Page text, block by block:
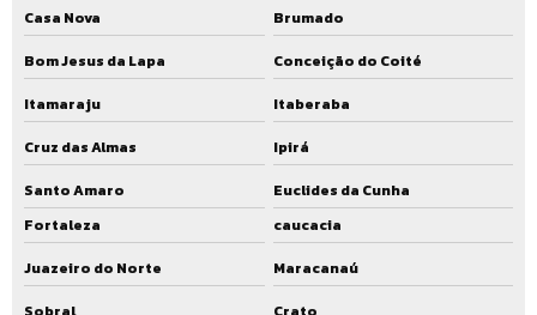
Casa Nova
Brumado
Bom Jesus da Lapa
Conceição do Coité
Itamaraju
Itaberaba
Cruz das Almas
Ipirá
Santo Amaro
Euclides da Cunha
Fortaleza
caucacia
Juazeiro do Norte
Maracanaú